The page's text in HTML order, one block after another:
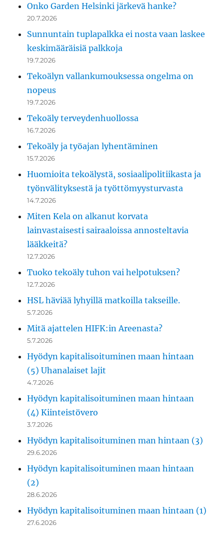
Onko Garden Helsinki järkevä hanke?
20.7.2026
Sunnuntain tuplapalkka ei nosta vaan laskee
keskimääräisiä palkkoja
19.7.2026
Tekoälyn vallankumouksessa ongelma on
nopeus
19.7.2026
Tekoäly terveydenhuollossa
16.7.2026
Tekoäly ja työajan lyhentäminen
15.7.2026
Huomioita tekoälystä, sosiaalipolitiikasta ja
työnvälityksestä ja työttömyysturvasta
14.7.2026
Miten Kela on alkanut korvata
lainvastaisesti sairaaloissa annosteltavia
lääkkeitä?
12.7.2026
Tuoko tekoäly tuhon vai helpotuksen?
12.7.2026
HSL häviää lyhyillä matkoilla takseille.
5.7.2026
Mitä ajattelen HIFK:in Areenasta?
5.7.2026
Hyödyn kapitalisoituminen maan hintaan
(5) Uhanalaiset lajit
4.7.2026
Hyödyn kapitalisoituminen maan hintaan
(4) Kiinteistövero
3.7.2026
Hyödyn kapitalisoituminen man hintaan (3)
29.6.2026
Hyödyn kapitalisoituminen maan hintaan
(2)
28.6.2026
Hyödyn kapitalisoituminen maan hintaan (1)
27.6.2026